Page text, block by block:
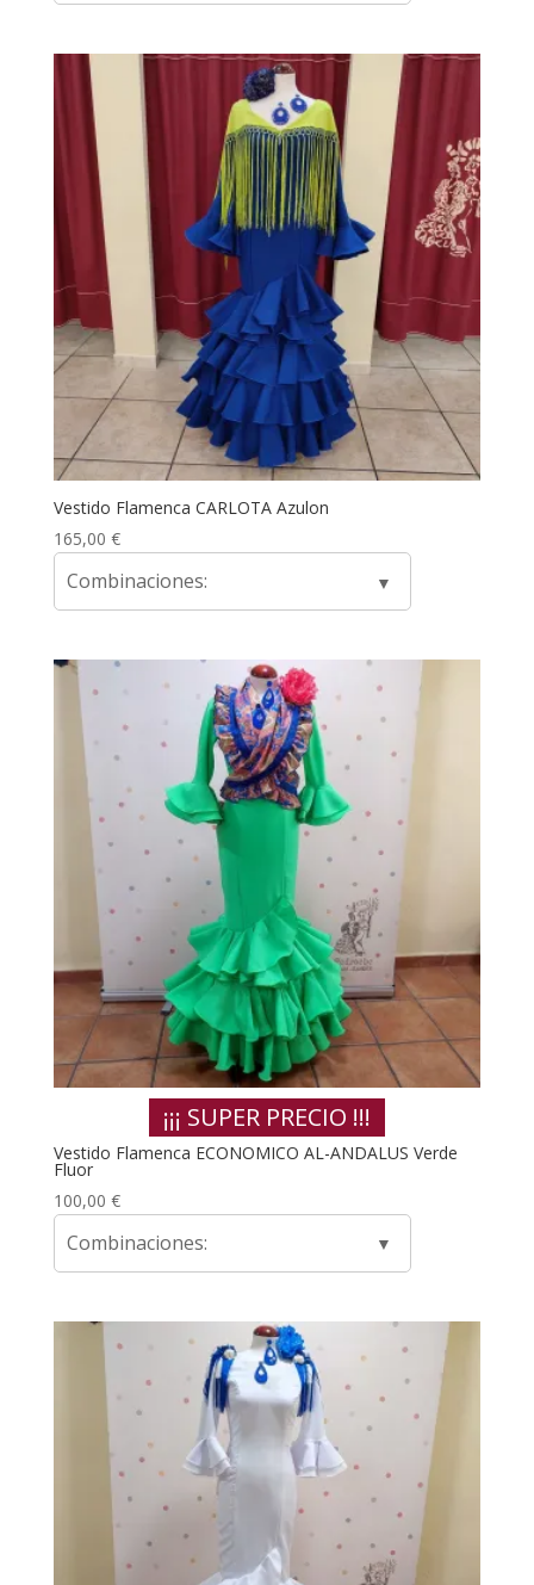
Vestido Flamenca CARLOTA Azulon
165,00 €
Combinaciones:
¡¡¡ SUPER PRECIO !!!
Vestido Flamenca ECONOMICO AL-ANDALUS Verde
Fluor
100,00 €
Combinaciones: